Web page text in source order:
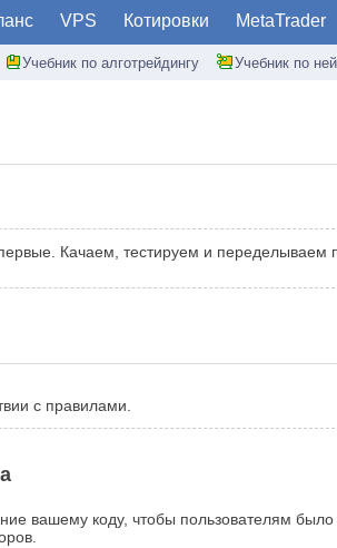
VPS Котировки MetaTrader
Учебник по алготрейдингу Учебник по
Качаем, тестируем и переделываем
с правилами.
вашему коду, чтобы пользователям